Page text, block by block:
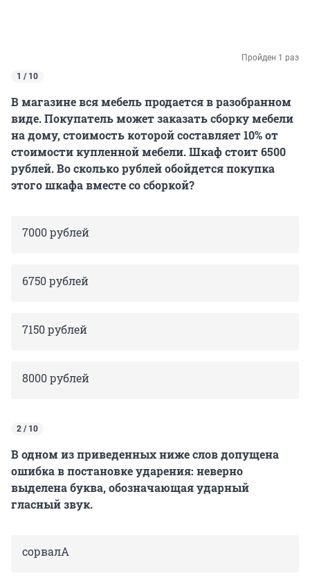
Пройден 1 раз
1 / 10
В магазине вся мебель продается в разобранном
виде. Покупатель может заказать сборку мебели
на дому, стоимость которой составляет 10% от
стоимости купленной мебели. Шкаф стоит 6500
рублей. Во сколько рублей обойдется покупка
этого шкафа вместе со сборкой?
7000 рублей
6750 рублей
7150 рублей
8000 рублей
2 / 10
В одном из приведенных ниже слов допущена
ошибка в постановке ударения: неверно
выделена буква, обозначающая ударный
гласный звук.
сорвалА